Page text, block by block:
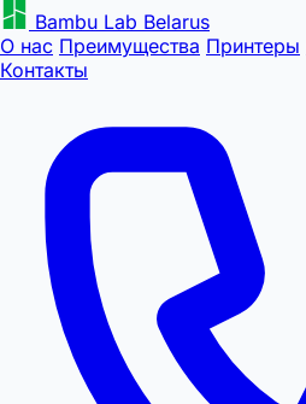
Bambu Lab Belarus
О нас Преимущества Принтеры
Контакты